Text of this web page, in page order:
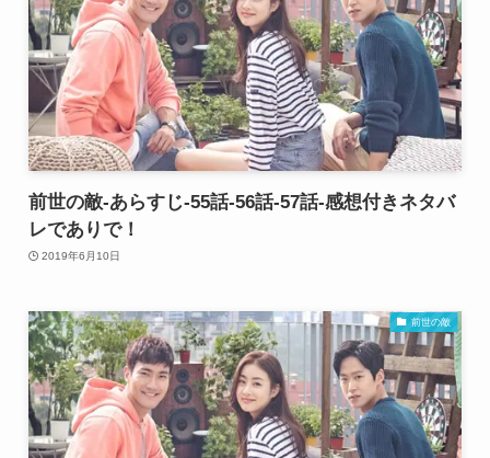
前世の敵-あらすじ-55話-56話-57話-感想付きネタバ
レでありで！
2019年6月10日
前世の敵